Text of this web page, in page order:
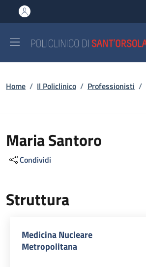
al contenuto principale
to footer content
Briciole di pane
Home / Il Policlinico / Professionisti /
Maria Santoro
Condividi
Struttura
Medicina Nucleare
Metropolitana